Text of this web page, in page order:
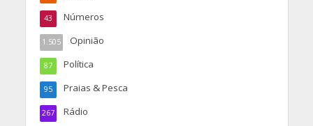
Números
43
Opinião
1.505
Política
87
Praias & Pesca
95
Rádio
267